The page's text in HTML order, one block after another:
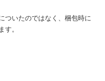
ついたのではなく、梱包時に
す。